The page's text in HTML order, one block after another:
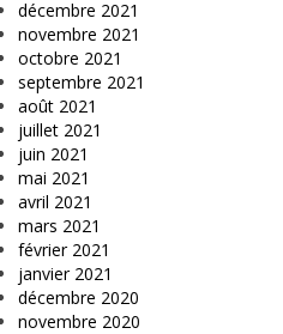
décembre 2021
novembre 2021
octobre 2021
septembre 2021
août 2021
juillet 2021
juin 2021
mai 2021
avril 2021
mars 2021
février 2021
janvier 2021
décembre 2020
novembre 2020